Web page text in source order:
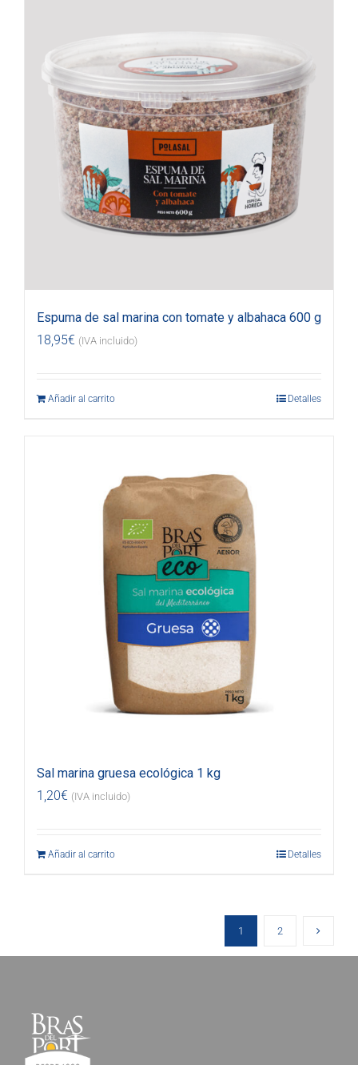
Espuma de sal marina con tomate y albahaca 600 g
18,95€ (IVA incluido)
Añadir al carrito Detalles
Sal marina gruesa ecológica 1 kg
1,20€ (IVA incluido)
Añadir al carrito Detalles
1 2